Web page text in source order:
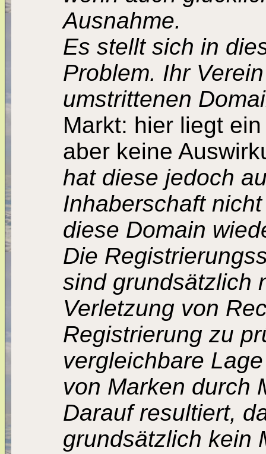
Ausnahme.
Es stellt sich in
Problem. Ihr
umstrittenen
Markt: hier liegt
aber keine
hat diese jedoch
Inhaberschaft
diese Domain
Die
sind grundsätzlich
Verletzung von
Registrierung zu
vergleichbare
von Marken durch
Darauf resultiert,
grundsätzlich kein